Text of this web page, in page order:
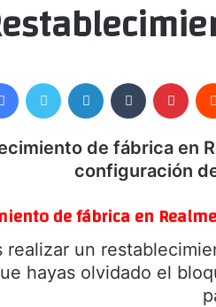
FacebookTwitter LinkedIn Tumblr
de fábrica en
configuración
de fábrica en
realizar un
hayas olvidado el